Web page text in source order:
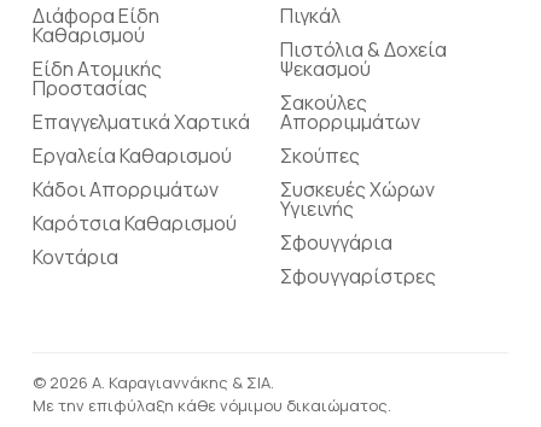
Διάφορα Είδη
Καθαρισμού
Είδη Ατομικής
Προστασίας
Επαγγελματικά Χαρτικά
Εργαλεία Καθαρισμού
Κάδοι Απορριμάτων
Καρότσια Καθαρισμού
Κοντάρια
Πιγκάλ
Πιστόλια & Δοχεία
Ψεκασμού
Σακούλες
Απορριμμάτων
Σκούπες
Συσκευές Χώρων
Υγιεινής
Σφουγγάρια
Σφουγγαρίστρες
© 2026 Α. Καραγιαννάκης & ΣΙΑ.
Με την επιφύλαξη κάθε νόμιμου δικαιώματος.